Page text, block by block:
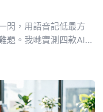
閃，用語音記低最方
題。我哋實測四款AI語